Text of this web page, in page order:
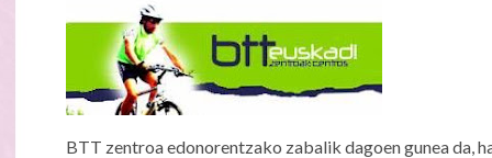
BTT zentroa edonorentzako zabalik dagoen gunea da,